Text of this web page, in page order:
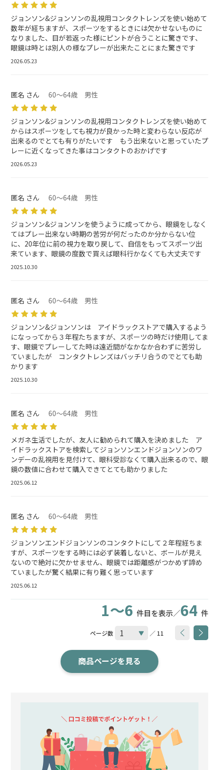
ジョンソン&ジョンソンの乱視用コンタクトレンズを使い始めて
数年が経ちますが、スポーツをするときには欠かせないものに
なりました、目が若返った様にピントが合うことに驚きです、
眼鏡は時とは別人の様なプレーが出来たことにまた驚きです
2026.05.23
匿名 さん 60～64歳 男性
ジョンソン&ジョンソンの乱視用コンタクトレンズを使い始めて
からはスポーツをしても視力が良かった時と変わらない反応が
出来るのでとても有りがたいです もう出来ないと思っていたプ
レーに近くなってきた事はコンタクトのおかげです
2026.05.23
匿名 さん 60～64歳 男性
ジョンソン&ジョンソンを使うように成ってから、眼鏡をしなく
てはプレー出来ない時期の苦労が何だったのか分からない位
に、20年位に前の視力を取り戻して、自信をもってスポーツ出
来ています、眼鏡の度数で買えば眼科行かなくても大丈夫です
2025.10.30
匿名 さん 60～64歳 男性
ジョンソン&ジョンソンは アイドラックストアで購入するよう
になっってから３年程たちますが、スポーツの時だけ使用してま
す、眼鏡でプレーしてた時は遠近間がなかなか合わずに苦労し
ていましたが コンタクトレンズはバッチリ合うのでとても助
かります
2025.10.30
匿名 さん 60～64歳 男性
メガネ生活でしたが、友人に勧められて購入を決めました ア
イドラックストアを検索してジョンソンエンドジョンソンのワ
ンデーの乱視用を見付けて、眼科受診なくて購入出来るので、眼
鏡の数値に合わせて購入できてとても助かりました
2025.06.12
匿名 さん 60～64歳 男性
ジョンソンエンドジョンソンのコンタクトにして２年程経ちま
すが、スポーツをする時には必ず装着しないと、ボールが見え
ないので絶対に欠かせません、眼鏡では距離感がつかめず諦め
ていましたが驚く結果に有り難く思っています
2025.06.12
1～6 件目を表示／64 件
ページ数 ／ 11
商品ページを見る